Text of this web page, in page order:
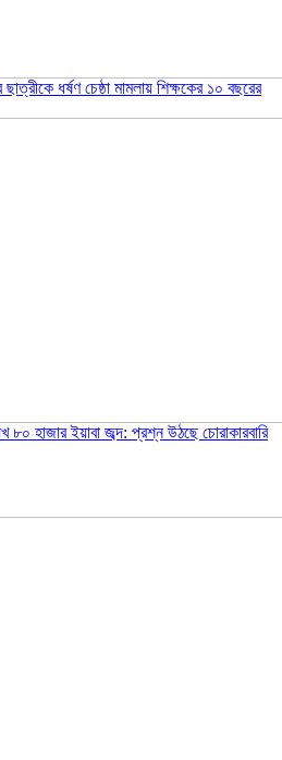
ধর্ষণ চেষ্ঠা মামলায় শিক্ষকের ১০ বছরের
৮০ হাজার ইয়াবা জব্দ: প্রশ্ন উঠছে চোরাকারবারি